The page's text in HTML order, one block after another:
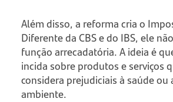
Além disso, a reforma cria o
Diferente da CBS e do IBS, ele
função arrecadatória. A ideia é
incida sobre produtos e serviços
considera prejudiciais à saúde ou
ambiente.